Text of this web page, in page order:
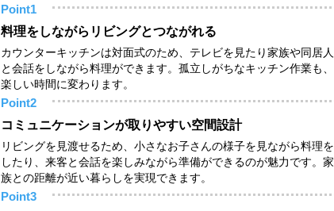
Point1
料理をしながらリビングとつながれる
カウンターキッチンは対面式のため、テレビを見たり家族や同居人
と会話をしながら料理ができます。孤立しがちなキッチン作業も、
楽しい時間に変わります。
Point2
コミュニケーションが取りやすい空間設計
リビングを見渡せるため、小さなお子さんの様子を見ながら料理を
したり、来客と会話を楽しみながら準備ができるのが魅力です。家
族との距離が近い暮らしを実現できます。
Point3